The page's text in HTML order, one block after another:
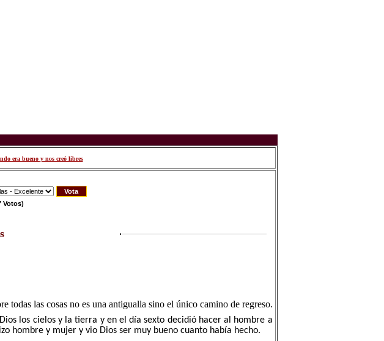
era bueno y nos creó libres
Votos)
todas las cosas no es una antigualla sino el único camino de regreso.
los cielos y la tierra y en el día sexto decidió hacer al hombre a
hombre y mujer y vio Dios ser muy bueno cuanto había hecho.